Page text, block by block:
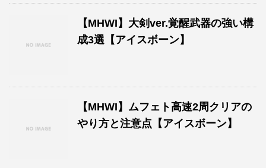
【MHWI】大剣ver.覚醒武器の強い構
成3選【アイスボーン】
【MHWI】ムフェト高速2周クリアの
やり方と注意点【アイスボーン】